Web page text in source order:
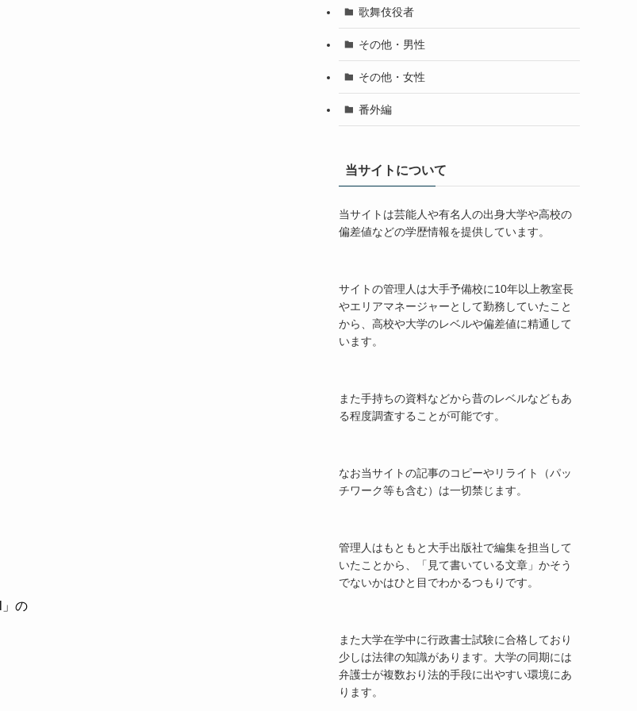
」の
歌舞伎役者
その他・男性
その他・女性
番外編
当サイトについて
当サイトは芸能人や有名人の出身大学や高校の
偏差値などの学歴情報を提供しています。
サイトの管理人は大手予備校に10年以上教室長
やエリアマネージャーとして勤務していたこと
から、高校や大学のレベルや偏差値に精通して
います。
また手持ちの資料などから昔のレベルなどもあ
る程度調査することが可能です。
なお当サイトの記事のコピーやリライト（パッ
チワーク等も含む）は一切禁じます。
管理人はもともと大手出版社で編集を担当して
いたことから、「見て書いている文章」かそう
でないかはひと目でわかるつもりです。
また大学在学中に行政書士試験に合格しており
少しは法律の知識があります。大学の同期には
弁護士が複数おり法的手段に出やすい環境にあ
ります。